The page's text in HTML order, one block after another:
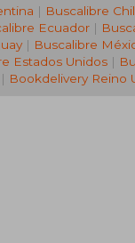
| Buscalibre
Ecuador |
| Buscalibre
Estados Unidos|
| Bookdelivery Reino